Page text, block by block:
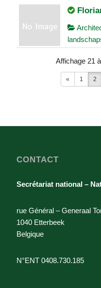
72
0494/
Affichage 21
« 1 2
CONTACT
Secrétariat national –
rue Général – Generaal
1040 Etterbeek
Belgique
N°ENT 0408.730.185